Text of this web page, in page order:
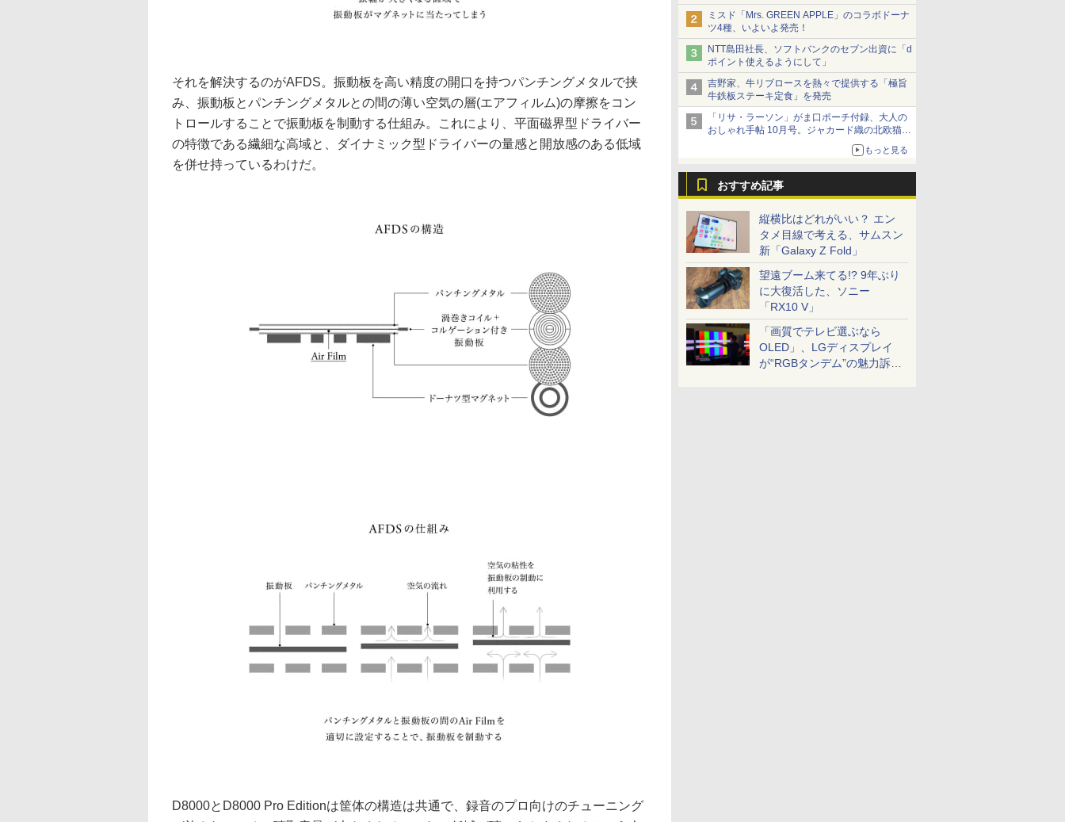
ミスド「Mrs. GREEN APPLE」のコラボドーナ
ツ4種、いよいよ発売！
NTT島田社長、ソフトバンクのセブン出資に「d
ポイント使えるようにして」
吉野家、牛リブロースを熱々で提供する「極旨
牛鉄板ステーキ定食」を発売
「リサ・ラーソン」がま口ポーチ付録、大人の
おしゃれ手帖 10月号。ジャカード織の北欧猫デ
もっと見る
おすすめ記事
縦横比はどれがいい？ エン
タメ目線で考える、サムスン
新「Galaxy Z Fold」
望遠ブーム来てる!? 9年ぶり
に大復活した、ソニー
「RX10 V」
「画質でテレビ選ぶなら
OLED」、LGディスプレイ
が“RGBタンデム”の魅力訴
それを解決するのがAFDS。振動板を高い精度の開口を持つパンチングメタルで挟
み、振動板とパンチングメタルとの間の薄い空気の層(エアフィルム)の摩擦をコン
トロールすることで振動板を制動する仕組み。これにより、平面磁界型ドライバー
の特徴である繊細な高域と、ダイナミック型ドライバーの量感と開放感のある低域
を併せ持っているわけだ。
D8000とD8000 Pro Editionは筐体の構造は共通で、録音のプロ向けのチューニング